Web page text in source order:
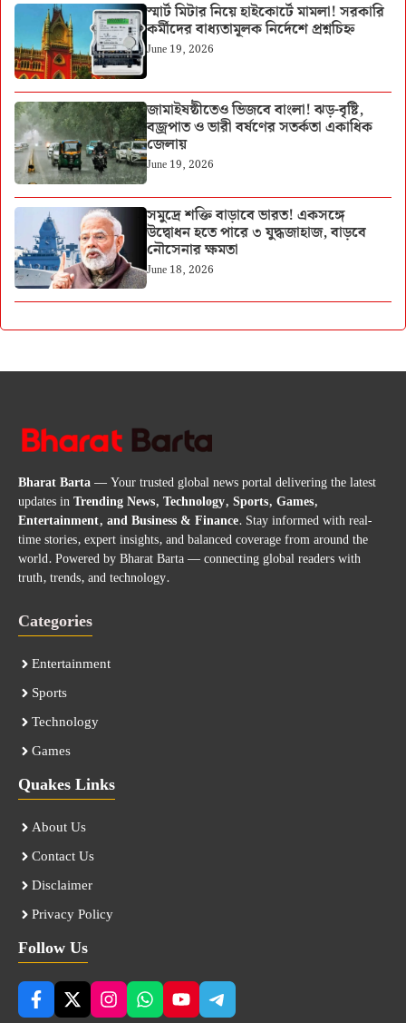
স্মার্ট মিটার নিয়ে হাইকোর্টে মামলা! সরকারি
কর্মীদের বাধ্যতামূলক নির্দেশে প্রশ্নচিহ্ন
June 19, 2026
জামাইষষ্ঠীতেও ভিজবে বাংলা! ঝড়-বৃষ্টি,
বজ্রপাত ও ভারী বর্ষণের সতর্কতা একাধিক
জেলায়
June 19, 2026
সমুদ্রে শক্তি বাড়াবে ভারত! একসঙ্গে
উদ্বোধন হতে পারে ৩ যুদ্ধজাহাজ, বাড়বে
নৌসেনার ক্ষমতা
June 18, 2026
Bharat Barta— Your trusted global news portal delivering the latest
updates inTrending News, Technology, Sports, Games,
Entertainment, and Business & Finance. Stay informed with real-
time stories, expert insights, and balanced coverage from around the
world. Powered by Bharat Barta — connecting global readers with
truth, trends, and technology.
Categories
Entertainment
Sports
Technology
Games
Quakes Links
About Us
Contact Us
Disclaimer
Privacy Policy
Follow Us